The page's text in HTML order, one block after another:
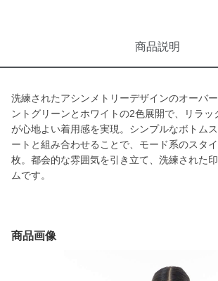
商品説明
洗練されたアシンメトリーデザインのオーバ
ントグリーンとホワイトの2色展開で、リラッ
が心地よい着用感を実現。シンプルなボトム
ートと組み合わせることで、モード系のスタ
枚。都会的な雰囲気を引き立て、洗練された
ムです。
商品画像